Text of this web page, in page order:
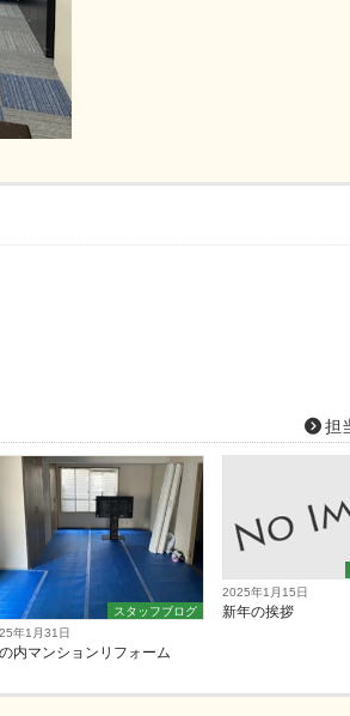
担
スタッフブログ
年1月31日
内マンションリフォーム
2025年1月15日
新年の挨拶